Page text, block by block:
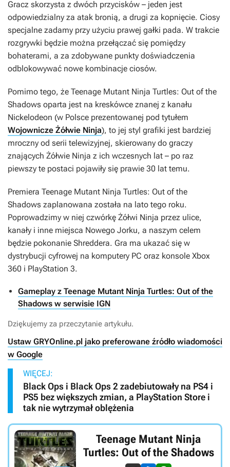
Gracz skorzysta z dwóch przycisków – jeden jest
odpowiedzialny za atak bronią, a drugi za kopnięcie. Ciosy
specjalne zadamy przy użyciu prawej gałki pada. W trakcie
rozgrywki będzie można przełączać się pomiędzy
bohaterami, a za zdobywane punkty doświadczenia
odblokowywać nowe kombinacje ciosów.
Pomimo tego, że Teenage Mutant Ninja Turtles: Out of the
Shadows oparta jest na kreskówce znanej z kanału
Nickelodeon (w Polsce prezentowanej pod tytułem
Wojownicze Żółwie Ninja), to jej styl grafiki jest bardziej
mroczny od serii telewizyjnej, skierowany do graczy
znających Żółwie Ninja z ich wczesnych lat – po raz
piewszy te postaci pojawiły się prawie 30 lat temu.
Premiera Teenage Mutant Ninja Turtles: Out of the
Shadows zaplanowana została na lato tego roku.
Poprowadzimy w niej czwórkę Żółwi Ninja przez ulice,
kanały i inne miejsca Nowego Jorku, a naszym celem
będzie pokonanie Shreddera. Gra ma ukazać się w
dystrybucji cyfrowej na komputery PC oraz konsole Xbox
360 i PlayStation 3.
Gameplay z Teenage Mutant Ninja Turtles: Out of the
Shadows w serwisie IGN
Dziękujemy za przeczytanie artykułu.
Ustaw GRYOnline.pl jako preferowane źródło wiadomości
w Google
WIĘCEJ:
Black Ops i Black Ops 2 zadebiutowały na PS4 i
PS5 bez większych zmian, a PlayStation Store i
tak nie wytrzymał oblężenia
Teenage Mutant Ninja
Turtles: Out of the Shadows